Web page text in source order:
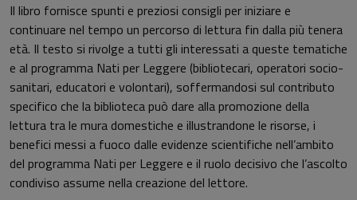
Il libro fornisce spunti e preziosi consigli per iniziare e
continuare nel tempo un percorso di lettura fin dalla più tenera
età. Il testo si rivolge a tutti gli interessati a queste tematiche
e al programma Nati per Leggere (bibliotecari, operatori socio-
sanitari, educatori e volontari), soffermandosi sul contributo
specifico che la biblioteca può dare alla promozione della
lettura tra le mura domestiche e illustrandone le risorse, i
benefici messi a fuoco dalle evidenze scientifiche nell’ambito
del programma Nati per Leggere e il ruolo decisivo che l’ascolto
condiviso assume nella creazione del lettore.